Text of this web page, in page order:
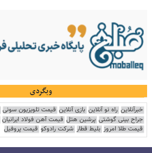
وبگردی
خبرآنلاین راه نو آنلاین بازی آنلاین قیمت تلویزیون سونی
جراح بینی گوشتی پرشین هتل قیمت آهن فولاد ایرانیان
قیمت طلا امروز بلیط قطار شرکت رادوکو قیمت پروفیل